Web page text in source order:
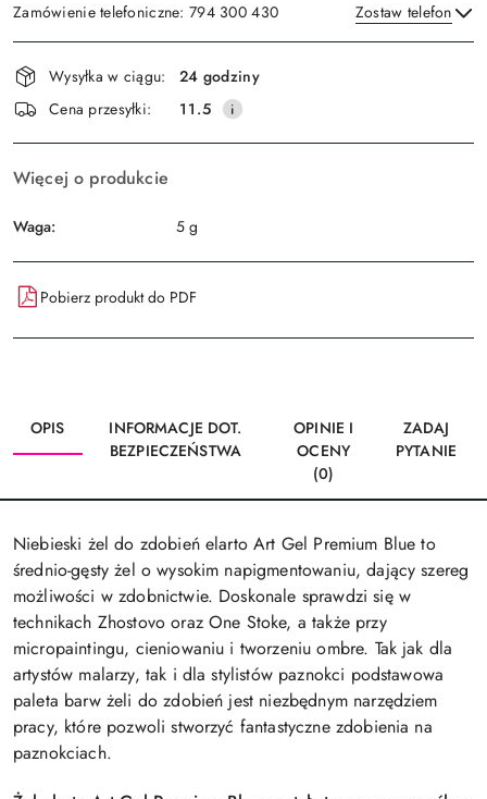
Zamówienie telefoniczne: 794 300 430 Zostaw telefon
Wyślij
Dostępność
i
dostawa
Wysyłka w ciągu:
24 godziny
Cena przesyłki:
11.5
Więcej o produkcie
Waga: 5 g
Pobierz produkt do PDF
OPIS
INFORMACJE DOT.
BEZPIECZEŃSTWA
OPINIE I
OCENY
(0)
ZADAJ
PYTANIE
Niebieski żel do zdobień elarto Art Gel Premium Blue to
średnio-gęsty żel o wysokim napigmentowaniu, dający szereg
możliwości w zdobnictwie. Doskonale sprawdzi się w
technikach Zhostovo oraz One Stoke, a także przy
micropaintingu, cieniowaniu i tworzeniu ombre. Tak jak dla
artystów malarzy, tak i dla stylistów paznokci podstawowa
paleta barw żeli do zdobień jest niezbędnym narzędziem
pracy, które pozwoli stworzyć fantastyczne zdobienia na
paznokciach.